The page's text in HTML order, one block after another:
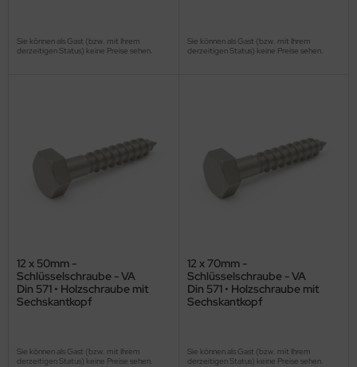
Sie können als Gast (bzw. mit Ihrem
derzeitigen Status) keine Preise sehen.
Sie können als Gast (bzw. mit Ihrem
derzeitigen Status) keine Preise sehen.
12 x 50mm -
Schlüsselschraube - VA
Din 571 • Holzschraube mit
Sechskantkopf
Sie können als Gast (bzw. mit Ihrem
derzeitigen Status) keine Preise sehen.
12 x 70mm -
Schlüsselschraube - VA
Din 571 • Holzschraube mit
Sechskantkopf
Sie können als Gast (bzw. mit Ihrem
derzeitigen Status) keine Preise sehen.